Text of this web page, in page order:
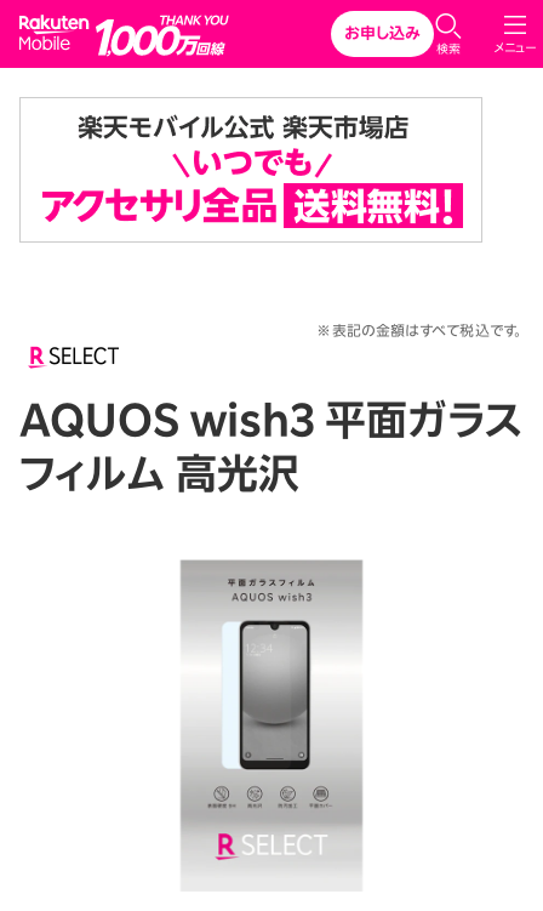
Rakuten Mobile
メニュー
検索
お申し込み
※表記の金額はすべて税込です。
AQUOS wish3 平面ガラス
フィルム 高光沢